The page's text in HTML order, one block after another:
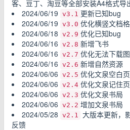
客、豆丁、淘豆等全部安装A4格式导
2024/06/19 v3.1 更新已知bug
2024/06/19 v3.0 优化横竖文档
2024/06/18 v2.9 优化已知bug
2024/06/16 v2.8 新增飞书
2024/06/16 v2.7 优化无法下载
2024/06/16 v2.6 新增自然资源
2024/06/06 v2.5 优化文泉空白
2024/06/06 v2.4 优化文泉记住
2024/06/06 v2.3 优化文泉书局
2024/06/06 v2.2 增加文泉书局
2024/05/28 v2.1
大版本更新，
反馈